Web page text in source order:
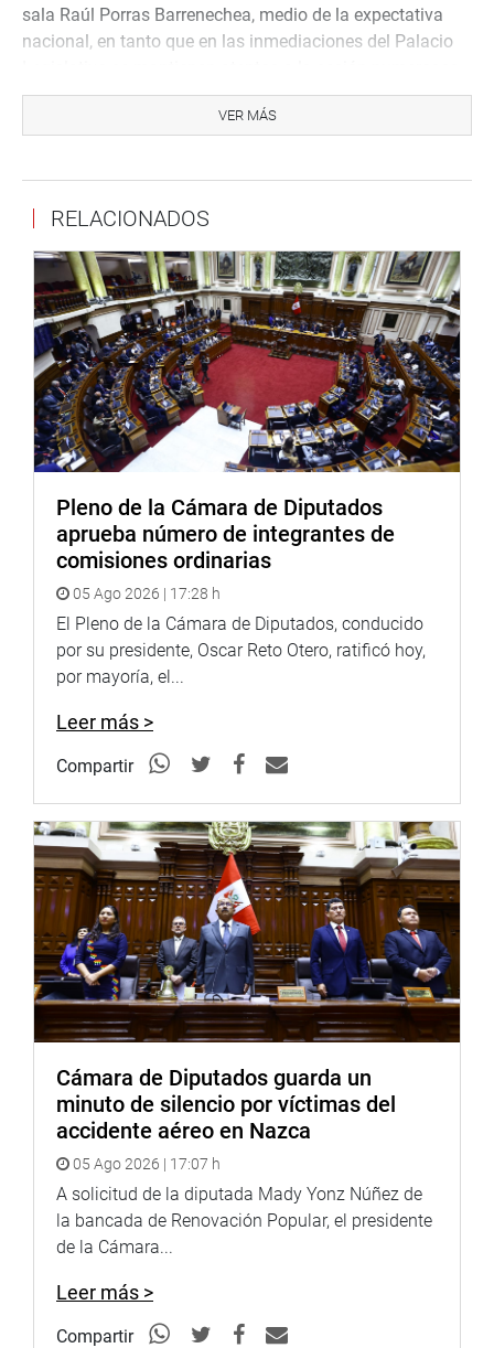
sala Raúl Porras Barrenechea, medio de la expectativa
nacional, en tanto que en las inmediaciones del Palacio
docentes que han llegado con el propósito de conocer los
resultados de la sesión. (JTR).
Síguenos en nuestra página web y redes sociales.
http://www.congreso.gob.pe/
Facebook:https://www.facebook.com/congresoperu
Twitter:https://twitter.com/congresoperu
Youtube:http://www.youtube.com/congresoperu
Soundcloud:https://soundcloud.com/radiocongreso
VER MÁS
RELACIONADOS
Pleno de la Cámara de Diputados
aprueba número de integrantes de
comisiones ordinarias
05 Ago 2026 | 17:28 h
El Pleno de la Cámara de Diputados, conducido
por su presidente, Oscar Reto Otero, ratificó hoy,
por mayoría, el...
Leer más >
Compartir
Cámara de Diputados guarda un
minuto de silencio por víctimas del
accidente aéreo en Nazca
05 Ago 2026 | 17:07 h
A solicitud de la diputada Mady Yonz Núñez de
la bancada de Renovación Popular, el presidente
de la Cámara...
Leer más >
Compartir